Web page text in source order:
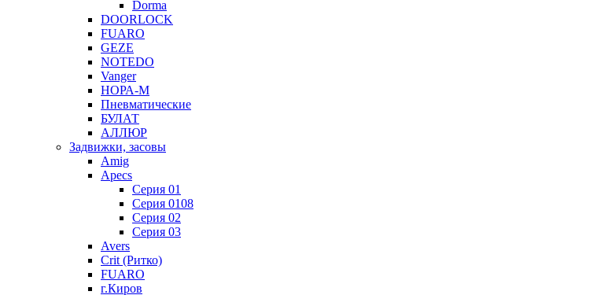
Dorma
DOORLOCK
FUARO
GEZE
NOTEDO
Vanger
НОРА-М
Пневматические
БУЛАТ
АЛЛЮР
Задвижки, засовы
Amig
Apecs
Серия 01
Серия 0108
Серия 02
Серия 03
Avers
Crit (Ритко)
FUARO
г.Киров